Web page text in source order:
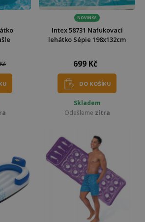
NOVINKA
Intex 58731 Nafukovací
lehátko Sépie 198x132cm
699 Kč
DO KOŠÍKU
Skladem
Odešleme zítra